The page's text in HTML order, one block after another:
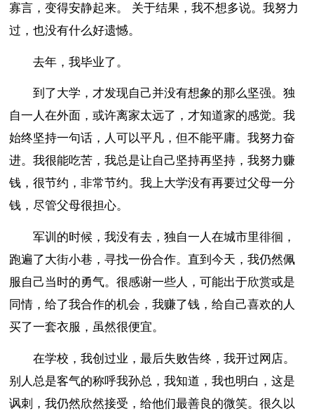
寡言，变得安静起来。 关于结果，我不想多说。我努力
过，也没有什么好遗憾。
去年，我毕业了。
到了大学，才发现自己并没有想象的那么坚强。独
自一人在外面，或许离家太远了，才知道家的感觉。我
始终坚持一句话，人可以平凡，但不能平庸。我努力奋
进。我很能吃苦，我总是让自己坚持再坚持，我努力赚
钱，很节约，非常节约。我上大学没有再要过父母一分
钱，尽管父母很担心。
军训的时候，我没有去，独自一人在城市里徘徊，
跑遍了大街小巷，寻找一份合作。直到今天，我仍然佩
服自己当时的勇气。很感谢一些人，可能出于欣赏或是
同情，给了我合作的机会，我赚了钱，给自己喜欢的人
买了一套衣服，虽然很便宜。
在学校，我创过业，最后失败告终，我开过网店。
别人总是客气的称呼我孙总，我知道，我也明白，这是
讽刺，我仍然欣然接受，给他们最善良的微笑。很久以